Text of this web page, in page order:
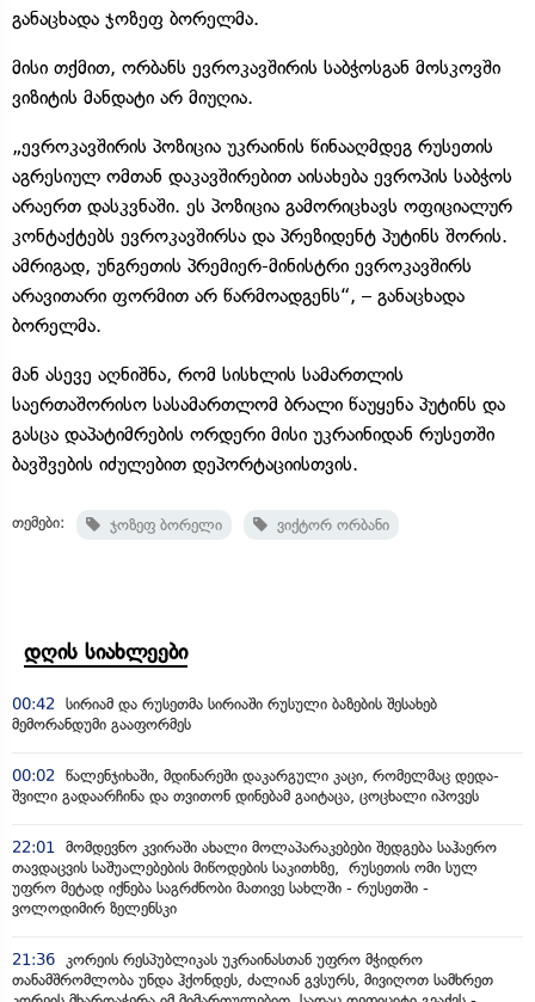
განაცხადა ჯოზეფ ბორელმა.
მისი თქმით, ორბანს ევროკავშირის საბჭოსგან მოსკოვში
ვიზიტის მანდატი არ მიუღია.
„ევროკავშირის პოზიცია უკრაინის წინააღმდეგ რუსეთის
აგრესიულ ომთან დაკავშირებით აისახება ევროპის საბჭოს
არაერთ დასკვნაში. ეს პოზიცია გამორიცხავს ოფიციალურ
კონტაქტებს ევროკავშირსა და პრეზიდენტ პუტინს შორის.
ამრიგად, უნგრეთის პრემიერ-მინისტრი ევროკავშირს
არავითარი ფორმით არ წარმოადგენს“, – განაცხადა
ბორელმა.
მან ასევე აღნიშნა, რომ სისხლის სამართლის
საერთაშორისო სასამართლომ ბრალი წაუყენა პუტინს და
გასცა დაპატიმრების ორდერი მისი უკრაინიდან რუსეთში
ბავშვების იძულებით დეპორტაციისთვის.
თემები: ჯოზეფ ბორელი ვიქტორ ორბანი
დღის სიახლეები
00:42
სირიამ და რუსეთმა სირიაში რუსული ბაზების შესახებ
მემორანდუმი გააფორმეს
00:02
წალენჯიხაში, მდინარეში დაკარგული კაცი, რომელმაც დედა-
შვილი გადაარჩინა და თვითონ დინებამ გაიტაცა, ცოცხალი იპოვეს
22:01
მომდევნო კვირაში ახალი მოლაპარაკებები შედგება საჰაერო
თავდაცვის საშუალებების მიწოდების საკითხზე, რუსეთის ომი სულ
უფრო მეტად იქნება საგრძნობი მათივე სახლში - რუსეთში -
ვოლოდიმირ ზელენსკი
21:36
კორეის რესპუბლიკას უკრაინასთან უფრო მჭიდრო
თანამშრომლობა უნდა ჰქონდეს, ძალიან გვსურს, მივიღოთ სამხრეთ